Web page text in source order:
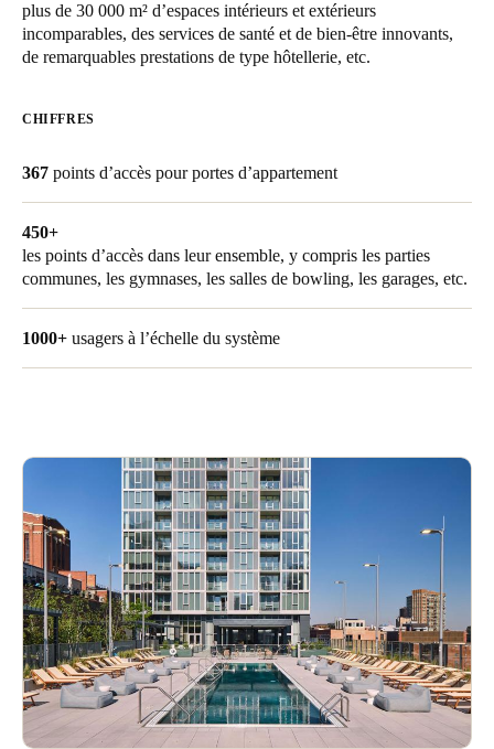
Netherlands
NederlandsEnglish
Belgium
Español
Portugal
Português
Poland
Polski
Czech Republic
Čeština
Denmark
Danskere
English
plus de 30 000 m² d’espaces intérieurs et extérieurs
incomparables, des services de santé et de bien-être innovants,
de remarquables prestations de type hôtellerie, etc.
CHIFFRES
367 points d’accès pour portes d’appartement
450+
les points d’accès dans leur ensemble, y compris les parties
communes, les gymnases, les salles de bowling, les garages, etc.
1000+ usagers à l’échelle du système